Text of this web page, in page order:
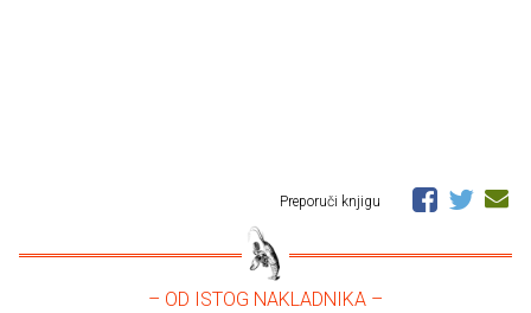
Preporuči knjigu
– OD ISTOG NAKLADNIKA –